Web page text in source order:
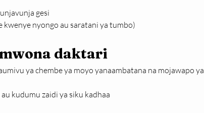
gesi
kwenye nyongo au saratani ya tumbo)
daktari
ya chembe ya moyo yanaambatana na mojawapo ya
kudumu zaidi ya siku kadhaa